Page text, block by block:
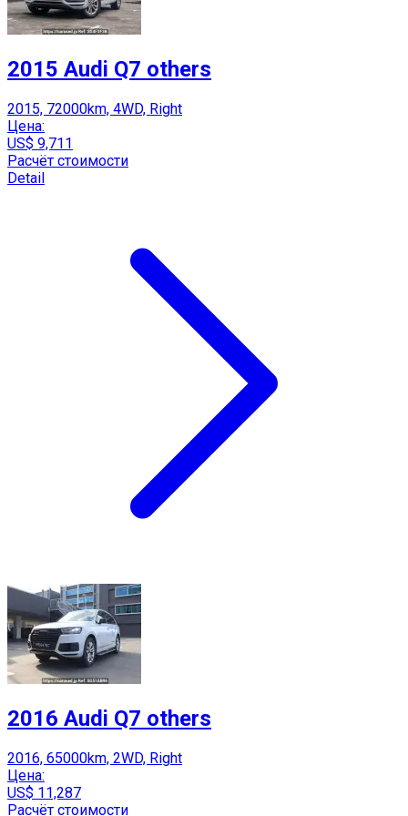
2015 Audi Q7 others
2015, 72000km, 4WD, Right
Цена:
US$ 9,711
Расчёт стоимости
Detail
2016 Audi Q7 others
2016, 65000km, 2WD, Right
Цена:
US$ 11,287
Расчёт стоимости